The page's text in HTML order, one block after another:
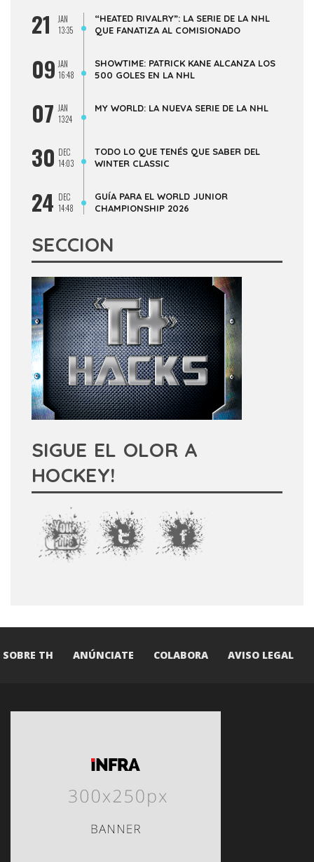
21
JAN
13:35
“HEATED RIVALRY”: LA SERIE DE LA NHL
QUE FANATIZA AL COMISIONADO
09 JAN
16:48
SHOWTIME: PATRICK KANE ALCANZA LOS
500 GOLES EN LA NHL
07 JAN
13:24
MY WORLD: LA NUEVA SERIE DE LA NHL
30 DEC
14:03
TODO LO QUE TENÉS QUE SABER DEL
WINTER CLASSIC
24 DEC
14:48
GUÍA PARA EL WORLD JUNIOR
CHAMPIONSHIP 2026
SECCION
SIGUE EL OLOR A
HOCKEY!
SOBRE TH ANÚNCIATE COLABORA AVISO LEGAL